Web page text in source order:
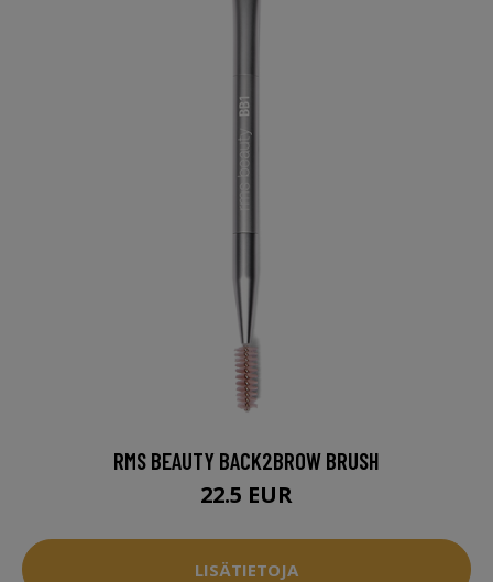
RMS BEAUTY BACK2BROW BRUSH
22.5 EUR
LISÄTIETOJA